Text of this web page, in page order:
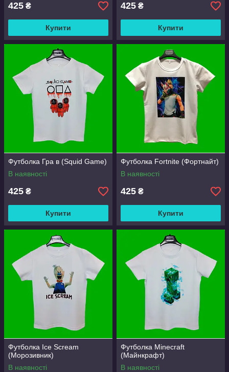
425 ₴
Купити
425 ₴
Купити
Футболка Гра в (Squid Game)
В наявності
425 ₴
Купити
Футболка Fortnite (Фортнайт)
В наявності
425 ₴
Купити
Футболка Ice Scream
(Морозивник)
В наявності
Футболка Minecraft
(Майнкрафт)
В наявності